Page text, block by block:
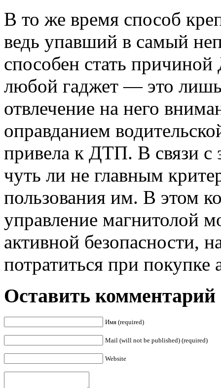
В то же время способ
ведь упавший в самый
способен стать
любой гаджет — это
отвлечение на него
оправданием
привела к ДТП. В связи с
чуть ли не главным
пользования им. В этом
управление магнитолой
активной безопасности,
потратиться при покупке
Оставить комментарий
Имя (required)
Mail (will not be published) (required)
Website